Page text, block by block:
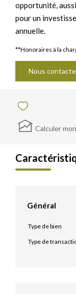
opportunité,
pour un
annuelle.
**Honoraires à la
Nous
Calculer
Général
Type de bien
Type de